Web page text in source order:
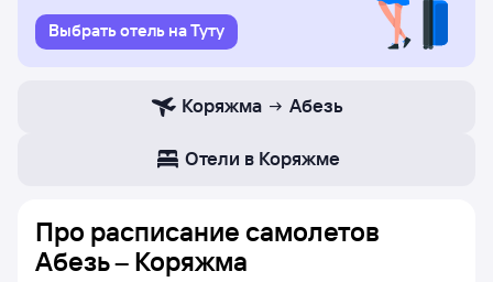
Выбрать отель на Туту
Коряжма Абезь
Отели в Коряжме
Про расписание самолетов
Абезь – Коряжма